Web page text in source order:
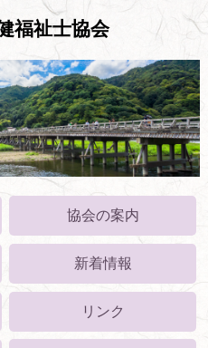
福祉士協会
協会の案内
新着情報
リンク